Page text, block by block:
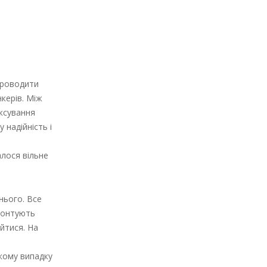
Між
і
вільне
Все
На
випадку